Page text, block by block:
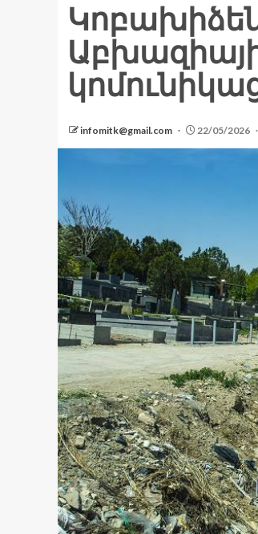
infomitk@gmail.com 22/05/2026